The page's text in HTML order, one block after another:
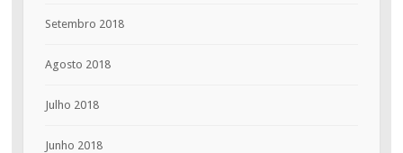
Setembro 2018
Agosto 2018
Julho 2018
Junho 2018